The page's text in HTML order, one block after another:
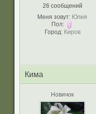
26 сообщений
Меня зовут: Юлия
Пол:
Город: Киров
Кима
Новичок